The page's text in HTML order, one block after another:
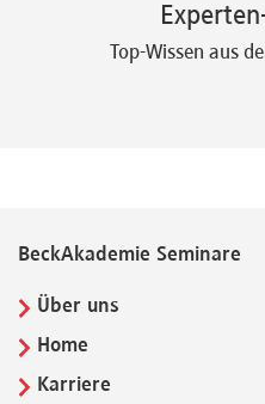
Top-Wissen aus
BeckAkademie Seminare
Über uns
Home
Karriere